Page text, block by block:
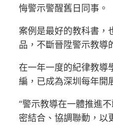
悔警示警醒舊日同事。
案例是最好的教科書，
品，不斷晉陞警示教導
在一年一度的紀律教導
編，已成為深圳每年開
“警示教導在一體推進
密結合、協調聯動，以